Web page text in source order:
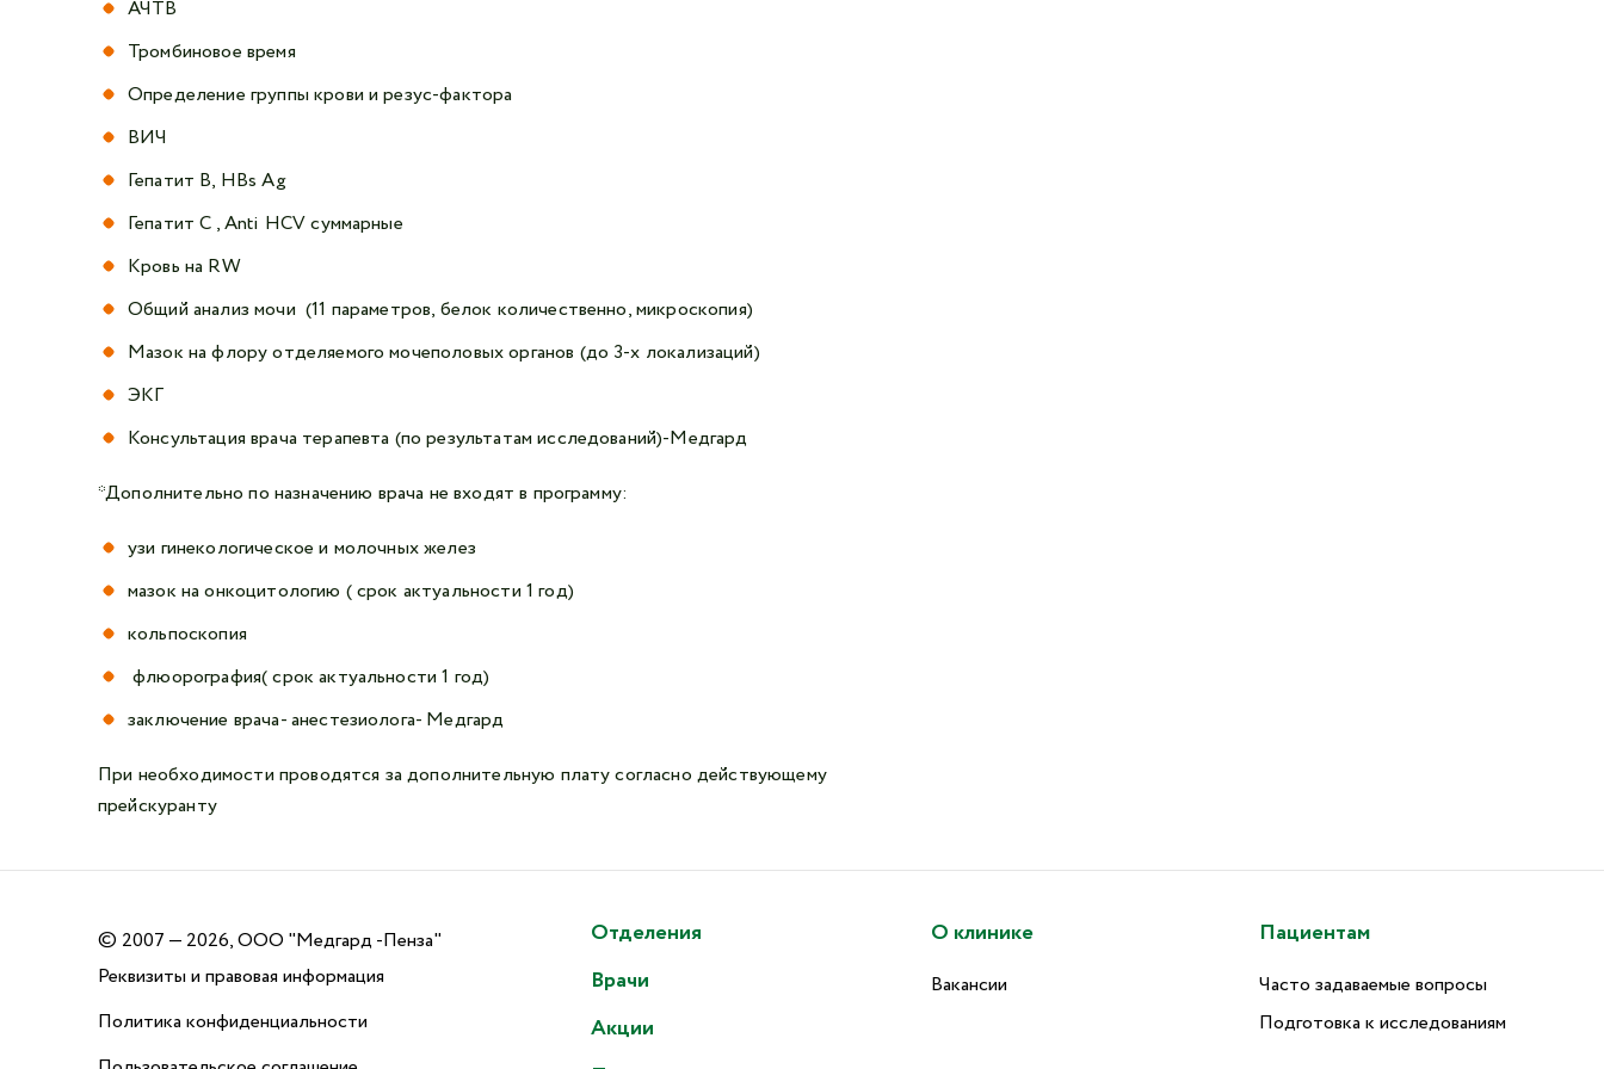
АЧТВ
Тромбиновое время
Определение группы крови и резус-фактора
ВИЧ
Гепатит В, HBs Ag
Гепатит С , Anti HCV суммарные
Кровь на RW
Общий анализ мочи (11 параметров, белок количественно, микроскопия)
Мазок на флору отделяемого мочеполовых органов (до 3-х локализаций)
ЭКГ
Консультация врача терапевта (по результатам исследований)-Медгард
*Дополнительно по назначению врача не входят в программу:
узи гинекологическое и молочных желез
мазок на онкоцитологию ( срок актуальности 1 год)
кольпоскопия
флюорография( срок актуальности 1 год)
заключение врача- анестезиолога- Медгард
При необходимости проводятся за дополнительную плату согласно действующему
прейскуранту
© 2007 — 2026, ООО "Медгард -Пенза"
Реквизиты и правовая информация
Политика конфиденциальности
Отделения
Врачи
Акции
О клинике
Вакансии
Пациентам
Часто задаваемые вопросы
Подготовка к исследованиям